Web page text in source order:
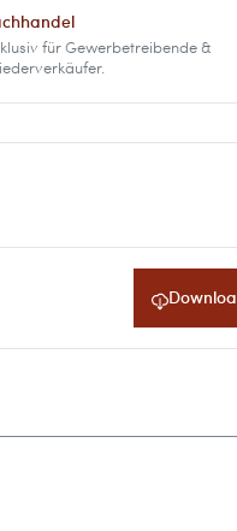
für Gewerbetreibende &